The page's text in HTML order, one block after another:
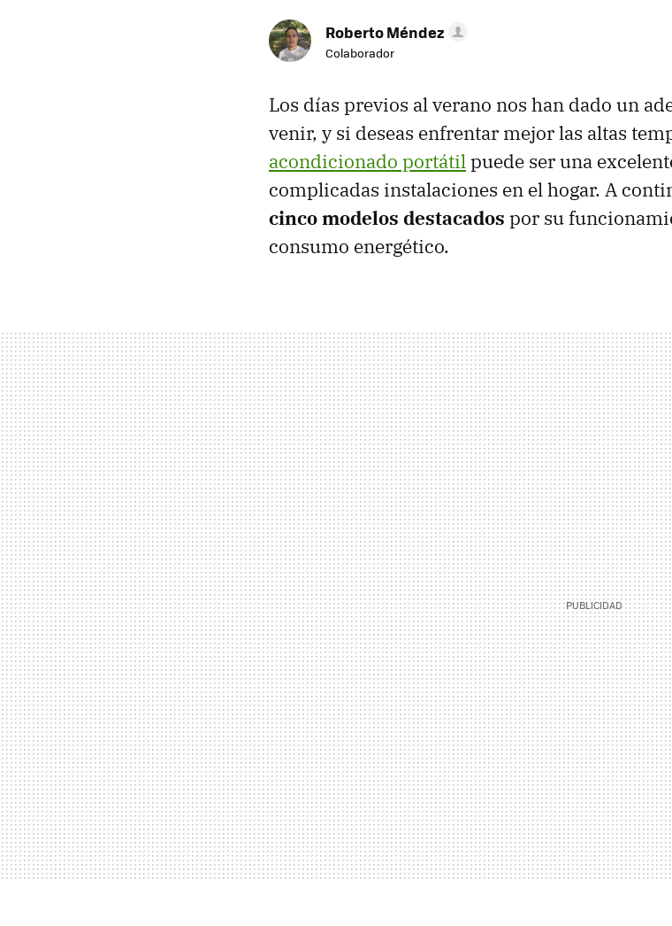
Roberto Méndez
Colaborador
Los días previos al verano nos han dado un
venir, y si deseas enfrentar mejor las altas
acondicionado portátilpuede ser una
complicadas instalaciones en el hogar. A
cinco modelos destacados por su
consumo energético.